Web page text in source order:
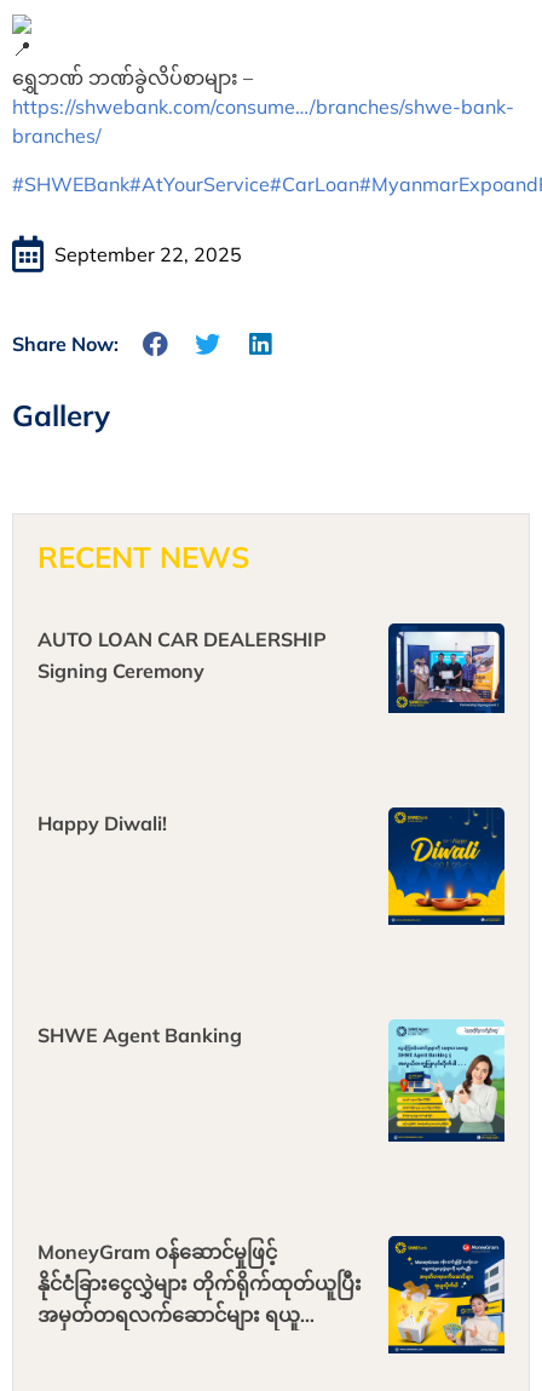
ရွှေဘဏ် ဘဏ်ခွဲလိပ်စာများ –
https://shwebank.com/consume…/branches/shwe-bank-
branches/
#SHWEBank#AtYourService#CarLoan
September 22, 2025
Share Now:
Gallery
RECENT NEWS
AUTO LOAN CAR DEALERSHIP
Signing Ceremony
Happy Diwali!
SHWE Agent Banking
MoneyGram ဝန်ဆောင်မှုဖြင့်
နိုင်ငံခြားငွေလွှဲများ တိုက်ရိုက်ထုတ်ယူပြီး
အမှတ်တရလက်ဆောင်များ ရယူ